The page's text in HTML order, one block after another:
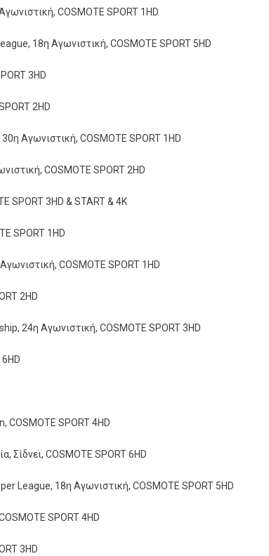
COSMOTE SPORT 1HD
18η Αγωνιστική, COSMOTE SPORT 5HD
3HD
2HD
Αγωνιστική, COSMOTE SPORT 1HD
COSMOTE SPORT 2HD
SPORT 3HD & START & 4K
SPORT 1HD
COSMOTE SPORT 1HD
2HD
24η Αγωνιστική, COSMOTE SPORT 3HD
COSMOTE SPORT 4HD
Σίδνεϊ, COSMOTE SPORT 6HD
League, 18η Αγωνιστική, COSMOTE SPORT 5HD
SPORT 4HD
3HD